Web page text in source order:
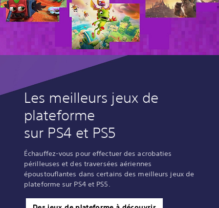
Les meilleurs jeux de
plateforme
sur PS4 et PS5
Échauffez-vous pour effectuer des acrobaties
périlleuses et des traversées aériennes
époustouflantes dans certains des meilleurs jeux de
plateforme sur PS4 et PS5.